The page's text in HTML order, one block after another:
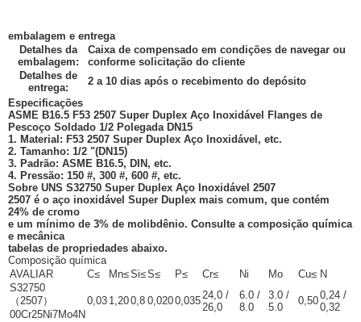
embalagem e entrega
Detalhes da
embalagem:
Caixa de compensado em condições de navegar ou
conforme solicitação do cliente
Detalhes de
entrega:
2 a 10 dias após o recebimento do depósito
Especificações
ASME B16.5 F53 2507 Super Duplex Aço Inoxidável Flanges de
Pescoço Soldado 1/2 Polegada DN15
1. Material: F53 2507 Super Duplex Aço Inoxidável, etc.
2. Tamanho: 1/2 "(DN15)
3. Padrão: ASME B16.5, DIN, etc.
4. Pressão: 150 #, 300 #, 600 #, etc.
Sobre UNS S32750 Super Duplex Aço Inoxidável 2507
2507 é o aço inoxidável Super Duplex mais comum, que contém
24% de cromo
e um mínimo de 3% de molibdênio. Consulte a composição química
e mecânica
tabelas de propriedades abaixo.
Composição química
AVALIAR
C≤ Mn≤Si≤S≤ P≤ Cr≤ Ni Mo Cu≤ N
S32750
（2507）
00Cr25Ni7Mo4N
0,03 1,200,8 0,0200,03524,0 /
26,0
6.0 /
8.0
3.0 /
5.0
0,500,24 /
0,32